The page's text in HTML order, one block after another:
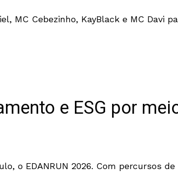
MC Cebezinho, KayBlack e MC Davi
e ESG por
o EDANRUN 2026. Com percursos de